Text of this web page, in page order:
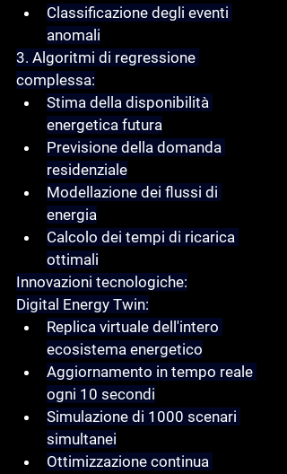
Classificazione degli eventi
anomali
3. Algoritmi di regressione
complessa:
Stima della disponibilità
energetica futura
Previsione della domanda
residenziale
Modellazione dei flussi di
energia
Calcolo dei tempi di ricarica
ottimali
Innovazioni tecnologiche:
Digital Energy Twin:
Replica virtuale dell'intero
ecosistema energetico
Aggiornamento in tempo reale
ogni 10 secondi
Simulazione di 1000 scenari
simultanei
Ottimizzazione continua